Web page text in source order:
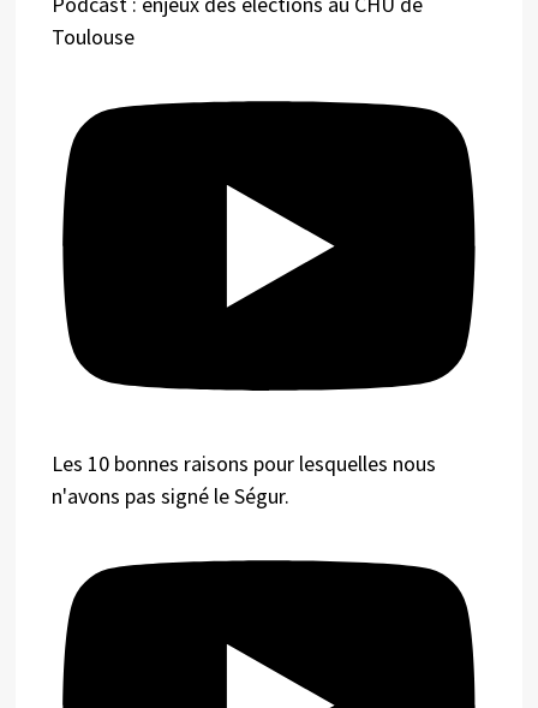
Toulouse
Les 10 bonnes raisons pour lesquelles nous
n'avons pas signé le Ségur.